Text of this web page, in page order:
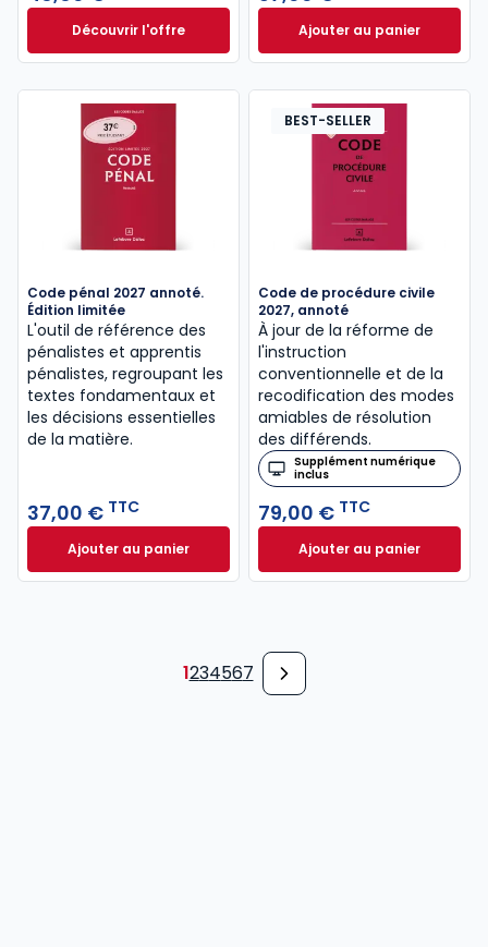
Découvrir l'offreLe guide pénal 2026. 27e éd. à partir de
Dès
Ajouter au panier
Code de
Code pénal 2027 annoté.
Édition limitée
L'outil de référence des
pénalistes et apprentis
pénalistes, regroupant les
textes fondamentaux et
les décisions essentielles
de la matière.
37,00 € TTC
Ajouter au panierCode pénal 2027 annoté. Édition limitée à 37,00 €
BEST-SELLER
Code de procédure civile
2027, annoté
À jour de la réforme de
l'instruction
conventionnelle et de la
recodification des modes
amiables de résolution
des différends.
Supplément numérique
inclus
79,00 € TTC
Ajouter au panier
Code de
1234567